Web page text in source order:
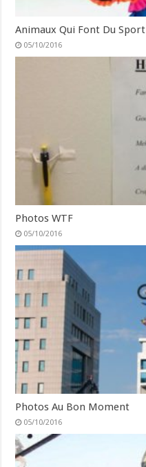
Animaux Qui Font Du Sport
05/10/2016
Photos WTF
05/10/2016
Photos Au Bon Moment
05/10/2016